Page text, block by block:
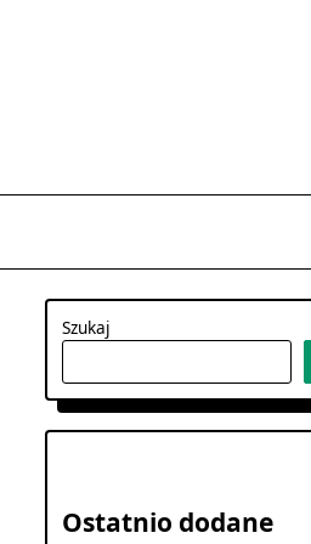
Szukaj
Ostatnio dodane